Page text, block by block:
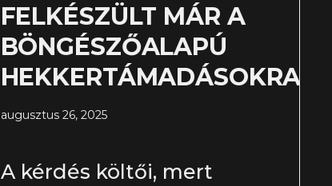
FELKÉSZÜLT MÁR A
BÖNGÉSZŐALAPÚ
HEKKERTÁMADÁSOKRA?
augusztus 26, 2025
A kérdés költői, mert